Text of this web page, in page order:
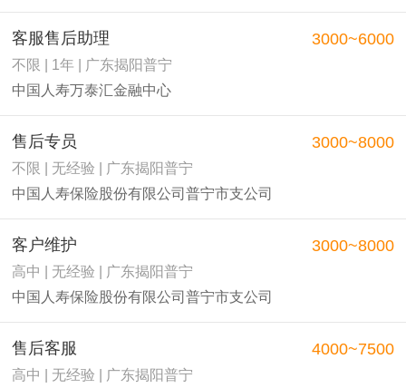
客服售后助理
不限 | 1年 | 广东揭阳普宁
中国人寿万泰汇金融中心
3000~6000
售后专员
不限 | 无经验 | 广东揭阳普宁
中国人寿保险股份有限公司普宁市支公司
3000~8000
客户维护
高中 | 无经验 | 广东揭阳普宁
中国人寿保险股份有限公司普宁市支公司
3000~8000
售后客服
高中 | 无经验 | 广东揭阳普宁
4000~7500